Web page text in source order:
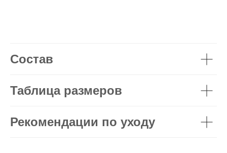
Состав
Таблица размеров
Рекомендации по уходу